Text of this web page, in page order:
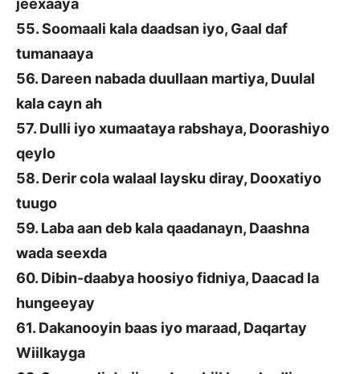
jeexaaya
55. Soomaali kala daadsan iyo, Gaal daf
tumanaaya
56. Dareen nabada duullaan martiya, Duulal
kala cayn ah
57. Dulli iyo xumaataya rabshaya, Doorashiyo
qeylo
58. Derir cola walaal laysku diray, Dooxatiyo
tuugo
59. Laba aan deb kala qaadanayn, Daashna
wada seexda
60. Dibin-daabya hoosiyo fidniya, Daacad la
hungeeyay
61. Dakanooyin baas iyo maraad, Daqartay
Wiilkayga